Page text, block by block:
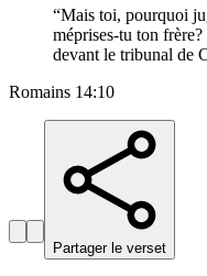
“Mais toi, pourquoi
méprises-tu ton
devant le tribunal de
Romains 14:10
Partager le verset